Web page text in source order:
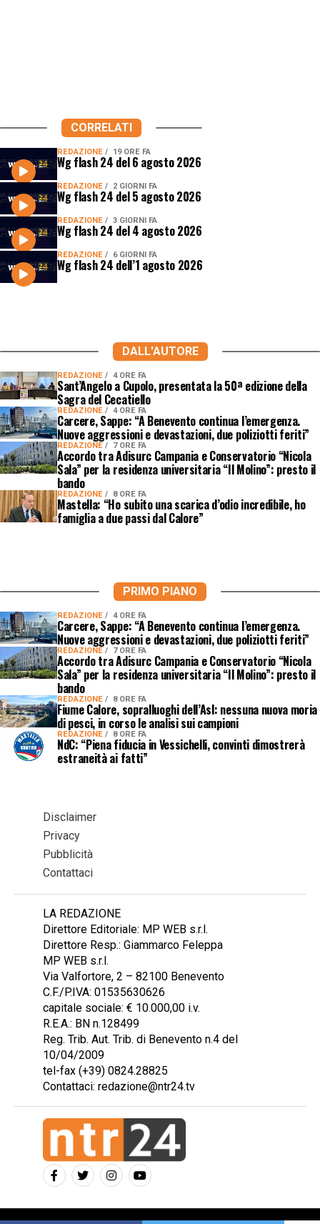
CORRELATI
REDAZIONE 19 ORE FA
Wg flash 24 del 6 agosto 2026
REDAZIONE 2 GIORNI FA
Wg flash 24 del 5 agosto 2026
REDAZIONE 3 GIORNI FA
Wg flash 24 del 4 agosto 2026
REDAZIONE 6 GIORNI FA
Wg flash 24 dell’1 agosto 2026
DALL'AUTORE
REDAZIONE 4 ORE FA
Sant’Angelo a Cupolo, presentata la 50ª edizione della
Sagra del Cecatiello
REDAZIONE 4 ORE FA
Carcere, Sappe: “A Benevento continua l’emergenza.
Nuove aggressioni e devastazioni, due poliziotti feriti”
REDAZIONE 7 ORE FA
Accordo tra Adisurc Campania e Conservatorio “Nicola
Sala” per la residenza universitaria “Il Molino”: presto il
bando
REDAZIONE 8 ORE FA
Mastella: “Ho subito una scarica d’odio incredibile, ho
famiglia a due passi dal Calore”
PRIMO PIANO
REDAZIONE 4 ORE FA
Carcere, Sappe: “A Benevento continua l’emergenza.
Nuove aggressioni e devastazioni, due poliziotti feriti”
REDAZIONE 7 ORE FA
Accordo tra Adisurc Campania e Conservatorio “Nicola
Sala” per la residenza universitaria “Il Molino”: presto il
bando
REDAZIONE 8 ORE FA
Fiume Calore, sopralluoghi dell’Asl: nessuna nuova moria
di pesci, in corso le analisi sui campioni
REDAZIONE 8 ORE FA
NdC: “Piena fiducia in Vessichelli, convinti dimostrerà
estraneità ai fatti”
Disclaimer
Privacy
Pubblicità
Contattaci
LA REDAZIONE
Direttore Editoriale: MP WEB s.r.l.
Direttore Resp.: Giammarco Feleppa
MP WEB s.r.l.
Via Valfortore, 2 – 82100 Benevento
C.F./P.IVA: 01535630626
capitale sociale: € 10.000,00 i.v.
R.E.A.: BN n.128499
Reg. Trib. Aut. Trib. di Benevento n.4 del
10/04/2009
tel-fax (+39) 0824.28825
Contattaci: redazione@ntr24.tv